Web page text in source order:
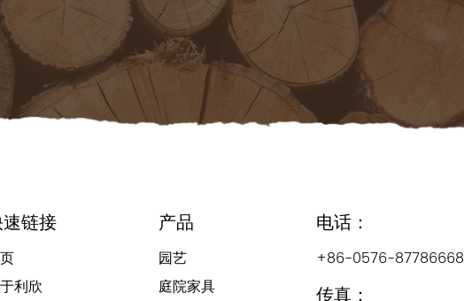
链接
利欣
产品
园艺
庭院家具
电话：
+86-0576-87786668
传真：